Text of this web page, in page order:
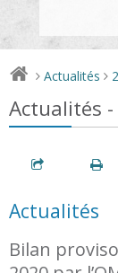
> Actualités >
Actualités
Actualités
Bilan